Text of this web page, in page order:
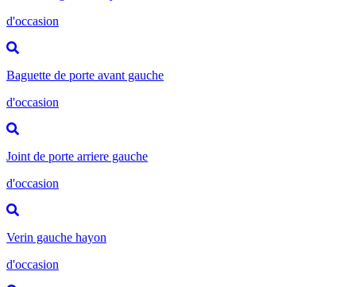
d'occasion
Baguette de porte avant gauche
d'occasion
Joint de porte arriere gauche
d'occasion
Verin gauche hayon
d'occasion